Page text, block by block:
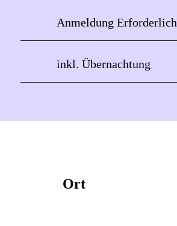
Anmeldung Erforderlich
inkl. Übernachtung
Ort